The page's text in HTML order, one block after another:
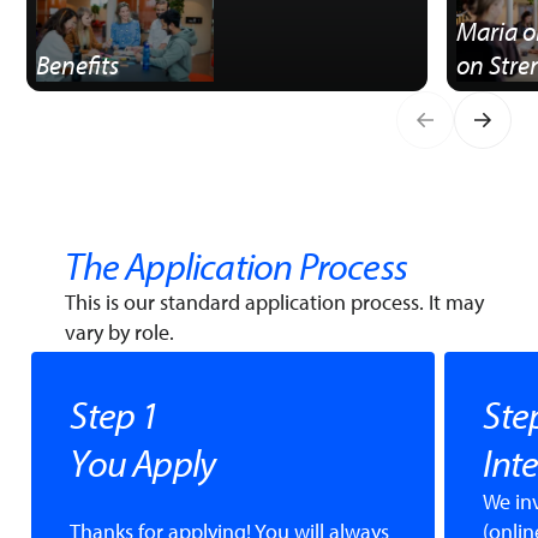
Benefits
Maria
on
The Application Process
This is our standard application process. It may
vary by role.
Step 1
You Apply
Thanks for applying! You will always
We